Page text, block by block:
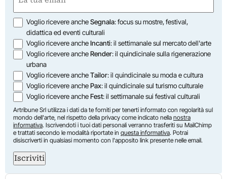
(Required)
Opzioni
Voglio ricevere ancheSegnala: focus su mostre, festival,
didattica ed eventi culturali
Voglio ricevere ancheIncanti: il settimanale sul mercato dell'arte
Voglio ricevere ancheRender: il quindicinale sulla rigenerazione
urbana
Voglio ricevere ancheTailor: il quindicinale su moda e cultura
Voglio ricevere anchePax: il quindicinale sul turismo culturale
Voglio ricevere ancheFest: il settimanale sui festival culturali
Artribune Srl utilizza i dati da te forniti per tenerti informato con regolarità sul
mondo dell'arte, nel rispetto della privacy come indicato nella nostra
informativa. Iscrivendoti i tuoi dati personali verranno trasferiti su MailChimp
e trattati secondo le modalità riportate in questa informativa. Potrai
disiscriverti in qualsiasi momento con l'apposito link presente nelle email.
Iscriviti